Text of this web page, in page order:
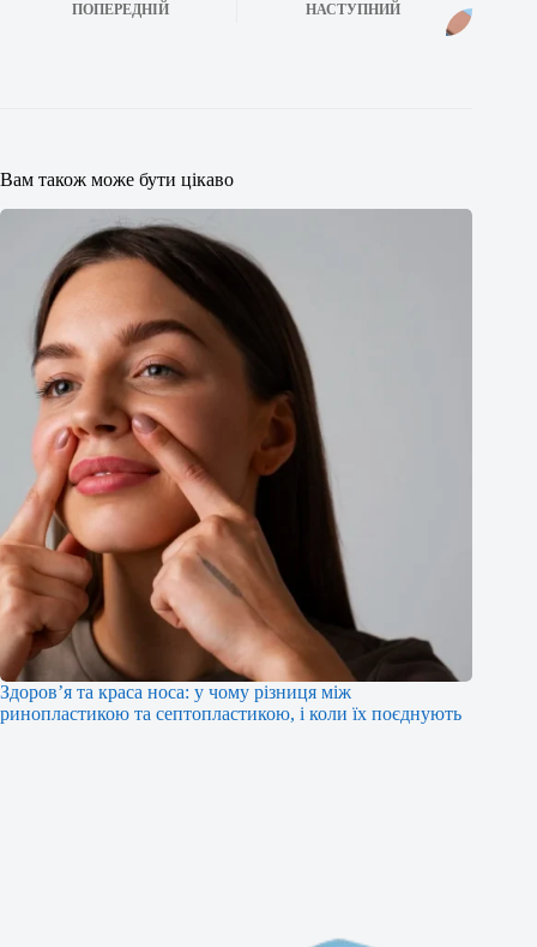
ПОПЕРЕДНІЙ НАСТУПНИЙ
Вам також може бути цікаво
Здоров’я та краса носа: у чому різниця між
ринопластикою та септопластикою, і коли їх поєднують